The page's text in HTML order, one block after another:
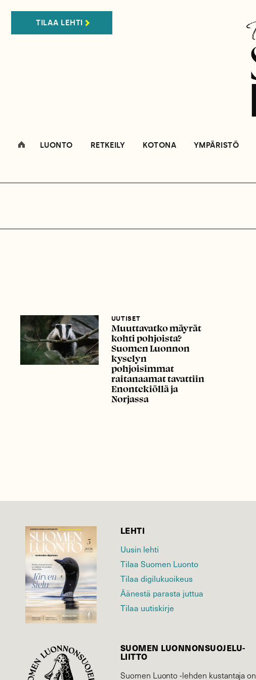
TILAA LEHTI
LUONTO RETKEILY KOTONA YMPÄRISTÖ
UUTISET
Muuttavatko mäyrät
kohti pohjoista?
Suomen Luonnon
kyselyn
pohjoisimmat
raitanaamat tavattiin
Enontekiöllä ja
Norjassa
LEHTI
Uusin lehti
Tilaa Suomen Luonto
Tilaa digilukuoikeus
Äänestä parasta juttua
Tilaa uutiskirje
SUOMEN LUONNON­SUOJELU­
LIITTO
Suomen Luonto -lehden kustantaja on